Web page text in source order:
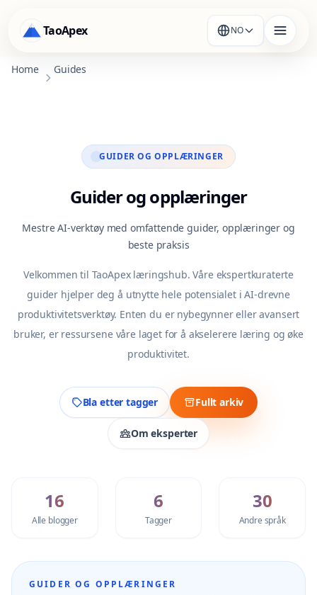
TaoApex NO
Home Guides
GUIDER OG OPPLÆRINGER
Guider og opplæringer
Mestre AI-verktøy med omfattende guider, opplæringer og
beste praksis
Velkommen til TaoApex læringshub. Våre ekspertkuraterte
guider hjelper deg å utnytte hele potensialet i AI-drevne
produktivitetsverktøy. Enten du er nybegynner eller avansert
bruker, er ressursene våre laget for å akselerere læring og øke
produktivitet.
Bla etter tagger Fullt arkiv
Om eksperter
16
Alle blogger
6
Tagger
30
Andre språk
GUIDER OG OPPLÆRINGER